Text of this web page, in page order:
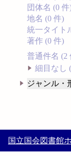
団体名 (0 件
地名 (0 件)
統一タイト
著作 (0 件)
普通件名 (2
細目なし
ジャンル・
国立国会図書館